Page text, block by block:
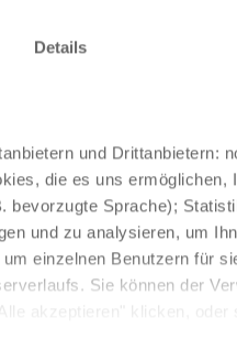
Details
und Drittanbietern:
die es uns ermöglichen,
bevorzugte Sprache);
und zu analysieren, um
einzelnen Benutzern für
Sie können der
und erstklassiger
Sat.-TV, Haartrockner,
Aufenthalt zu
und lokale Spezialitäten
und Cocktails
zu lassen.